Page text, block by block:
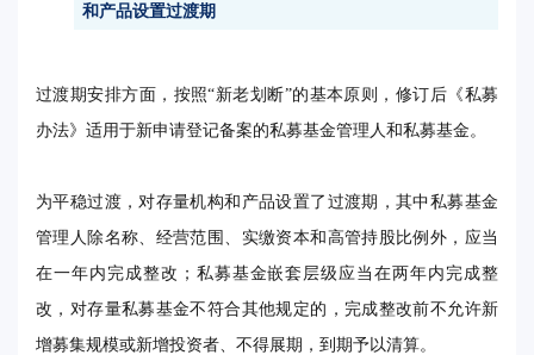
和产品设置过渡期
过渡期安排方面，按照“新老划断”的基本原则，修订后《私募
办法》适用于新申请登记备案的私募基金管理人和私募基金。
为平稳过渡，对存量机构和产品设置了过渡期，其中私募基金
管理人除名称、经营范围、实缴资本和高管持股比例外，应当
在一年内完成整改；私募基金嵌套层级应当在两年内完成整
改，对存量私募基金不符合其他规定的，完成整改前不允许新
增募集规模或新增投资者、不得展期，到期予以清算。